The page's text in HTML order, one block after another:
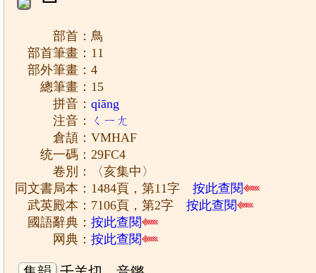
部首：鳥
部首筆畫：11
部外筆畫：4
總筆畫：15
拼音：qiāng
注音：
ㄑㄧㄤ
倉頡：VMHAF
统一碼：29FC4
卷別：〈亥集中〉
同文書局本：1484頁，第11字按此查閱
武英殿本：7106頁，第2字按此查閱
國語辭典：按此查閱
网典：按此查閱